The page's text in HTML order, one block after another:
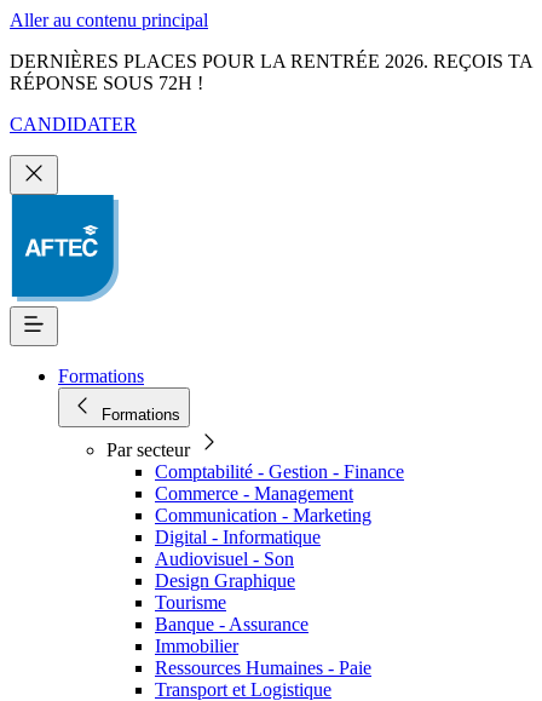
Aller au contenu principal
DERNIÈRES PLACES POUR LA RENTRÉE 2026. REÇOIS TA
RÉPONSE SOUS 72H !
CANDIDATER
Formations
Formations
Par secteur
Comptabilité - Gestion - Finance
Commerce - Management
Communication - Marketing
Digital - Informatique
Audiovisuel - Son
Design Graphique
Tourisme
Banque - Assurance
Immobilier
Ressources Humaines - Paie
Transport et Logistique